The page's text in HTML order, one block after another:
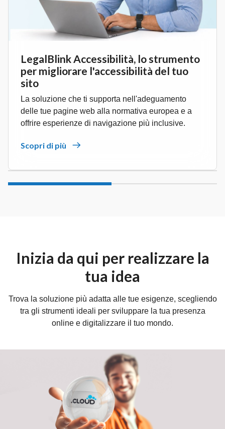
LegalBlink Accessibilità, lo strumento
per migliorare l'accessibilità del tuo
sito
La soluzione che ti supporta nell'adeguamento
delle tue pagine web alla normativa europea e a
offrire esperienze di navigazione più inclusive.
Scopri di più
Inizia da qui per realizzare la
tua idea
Trova la soluzione più adatta alle tue esigenze, scegliendo
tra gli strumenti ideali per sviluppare la tua presenza
online e digitalizzare il tuo mondo.